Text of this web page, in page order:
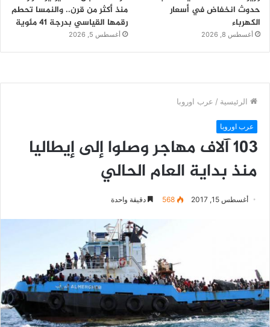
حدوث انخفاض في أسعار
الكهرباء
أغسطس 8, 2026
منذ أكثر من قرن.. والنمسا تحطم
رقمها القياسي بدرجة 41 مئوية
أغسطس 5, 2026